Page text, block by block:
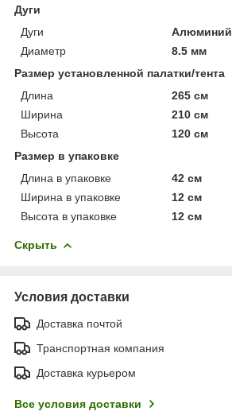
Дуги
Дуги
Алюминий
Диаметр
8.5 мм
Размер установленной палатки/тента
Длина
265 см
Ширина
210 см
Высота
120 см
Размер в упаковке
Длина в упаковке
42 см
Ширина в упаковке
12 см
Высота в упаковке
12 см
Скрыть
Условия доставки
Доставка почтой
Транспортная компания
Доставка курьером
Все условия доставки